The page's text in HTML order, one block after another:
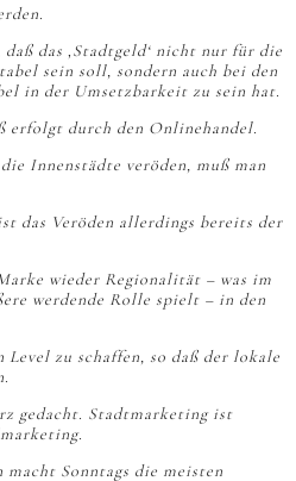
das ‚Stadtgeld‘ nicht nur für die
sein soll, sondern auch bei den
in der Umsetzbarkeit zu sein hat.
erfolgt durch den Onlinehandel.
Innenstädte veröden, muß man
das Veröden allerdings bereits der
wieder Regionalität – was im
werdende Rolle spielt – in den
Level zu schaffen, so daß der lokale
gedacht. Stadtmarketing ist
Sonntags die meisten